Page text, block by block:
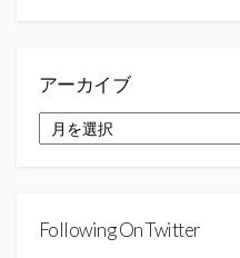
アーカイブ
ー
Following On Twitter